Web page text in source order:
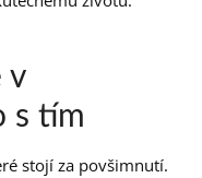
v
s tím
stojí za povšimnutí.